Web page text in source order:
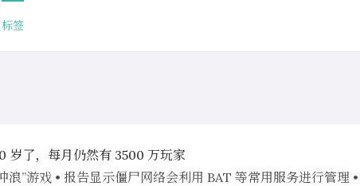
标签
了，每月仍然有 3500 万玩家
”游戏 • 报告显示僵尸网络会利用 BAT 等常用服务进行管